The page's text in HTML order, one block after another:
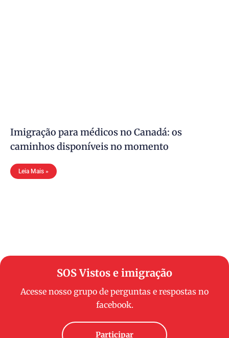
Imigração para médicos no Canadá: os
caminhos disponíveis no momento
Leia Mais »
SOS Vistos e imigração
Acesse nosso grupo de perguntas e respostas no
facebook.
Participar